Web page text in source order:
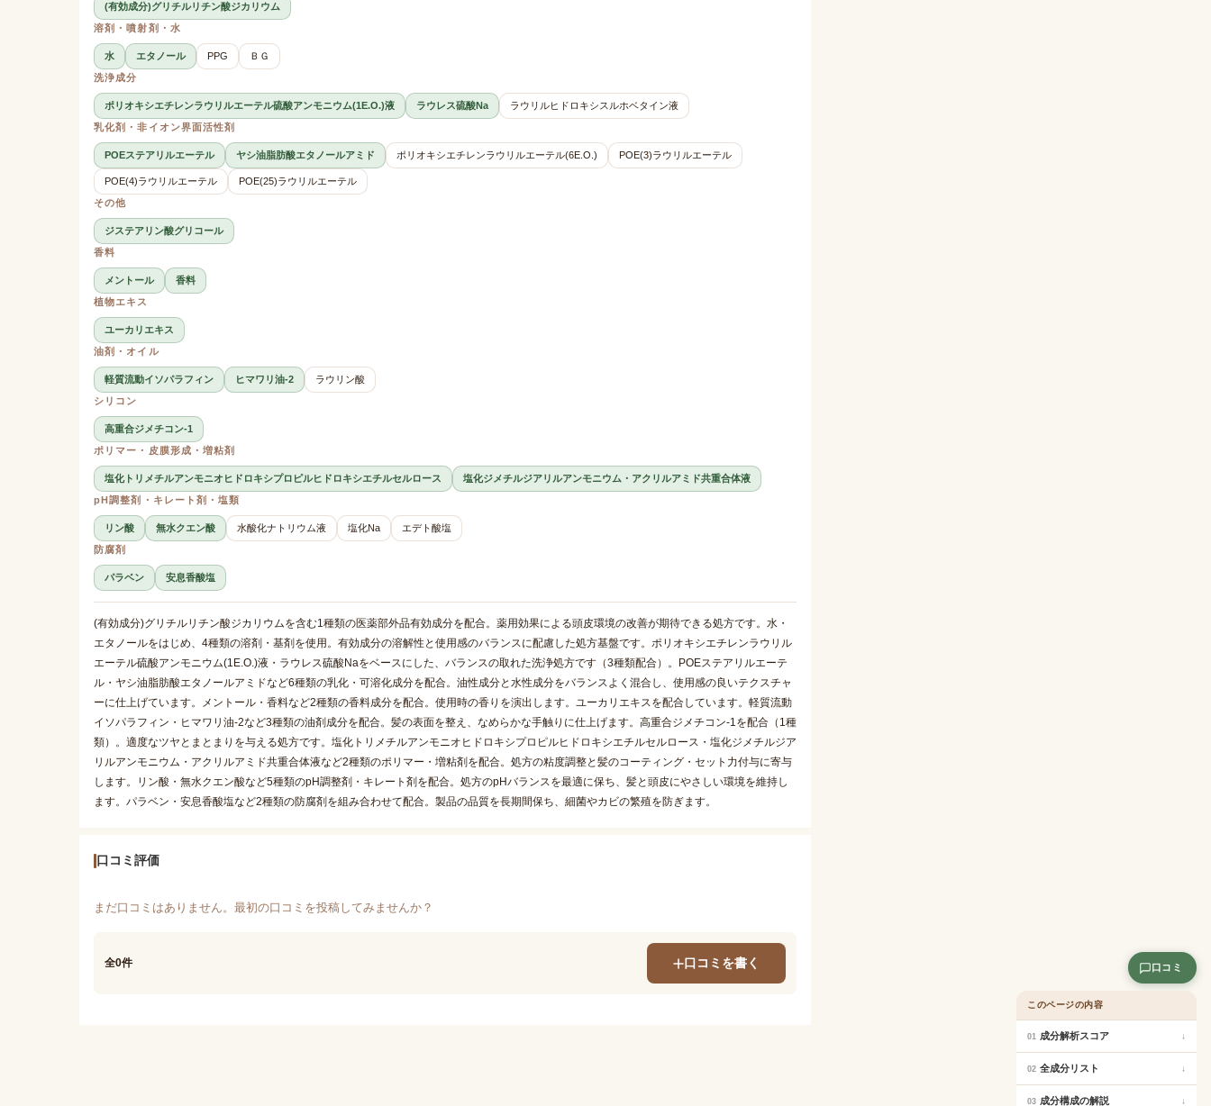
(有効成分)グリチルリチン酸ジカリウム
溶剤・噴射剤・水
水 エタノール PPG
ＢＧ
洗浄成分
ポリオキシエチレンラウリルエーテル硫酸アンモニウム(1E.O.)液 ラウレス硫酸Na
ラウリルヒドロキシスルホベタイン液
乳化剤・非イオン界面活性剤
POEステアリルエーテル ヤシ油脂肪酸エタノールアミド ポリオキシエチレンラウリルエーテル(6E.O.) POE(3)ラウリルエーテル
POE(4)ラウリルエーテル
POE(25)ラウリルエーテル
その他
ジステアリン酸グリコール
香料
メントール
香料
植物エキス
ユーカリエキス
油剤・オイル
軽質流動イソパラフィン ヒマワリ油-2
ラウリン酸
シリコン
高重合ジメチコン-1
ポリマー・皮膜形成・増粘剤
塩化トリメチルアンモニオヒドロキシプロピルヒドロキシエチルセルロース
塩化ジメチルジアリルアンモニウム・アクリルアミド共重合体液
pH調整剤・キレート剤・塩類
リン酸 無水クエン酸 水酸化ナトリウム液 塩化Na
エデト酸塩
防腐剤
パラベン 安息香酸塩
(有効成分)グリチルリチン酸ジカリウムを含む1種類の医薬部外品有効成分を配合。薬用効果による頭皮環境の改善が期待できる処方です。水・
エタノールをはじめ、4種類の溶剤・基剤を使用。有効成分の溶解性と使用感のバランスに配慮した処方基盤です。ポリオキシエチレンラウリル
エーテル硫酸アンモニウム(1E.O.)液・ラウレス硫酸Naをベースにした、バランスの取れた洗浄処方です（3種類配合）。POEステアリルエーテ
ル・ヤシ油脂肪酸エタノールアミドなど6種類の乳化・可溶化成分を配合。油性成分と水性成分をバランスよく混合し、使用感の良いテクスチャ
ーに仕上げています。メントール・香料など2種類の香料成分を配合。使用時の香りを演出します。ユーカリエキスを配合しています。軽質流動
イソパラフィン・ヒマワリ油-2など3種類の油剤成分を配合。髪の表面を整え、なめらかな手触りに仕上げます。高重合ジメチコン-1を配合（1種
類）。適度なツヤとまとまりを与える処方です。塩化トリメチルアンモニオヒドロキシプロピルヒドロキシエチルセルロース・塩化ジメチルジア
リルアンモニウム・アクリルアミド共重合体液など2種類のポリマー・増粘剤を配合。処方の粘度調整と髪のコーティング・セット力付与に寄与
します。リン酸・無水クエン酸など5種類のpH調整剤・キレート剤を配合。処方のpHバランスを最適に保ち、髪と頭皮にやさしい環境を維持し
ます。パラベン・安息香酸塩など2種類の防腐剤を組み合わせて配合。製品の品質を長期間保ち、細菌やカビの繁殖を防ぎます。
口コミ評価
まだ口コミはありません。最初の口コミを投稿してみませんか？
全0件 口コミを書く 口コミ
このページの内容
01 成分解析スコア ↓
02 全成分リスト ↓
03 成分構成の解説 ↓